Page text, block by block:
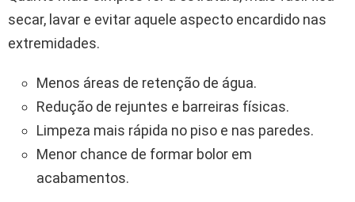
secar, lavar e evitar aquele aspecto encardido nas
extremidades.
Menos áreas de retenção de água.
Redução de rejuntes e barreiras físicas.
Limpeza mais rápida no piso e nas paredes.
Menor chance de formar bolor em
acabamentos.